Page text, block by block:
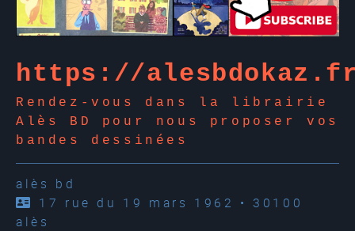
https://
Rendez-vous dans la librairie
Alès BD pour nous proposer vos
bandes dessinées
alès bd
17 rue du 19 mars 1962 • 30100
alès